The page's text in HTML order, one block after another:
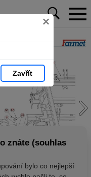
×
Zavřít
znáte (souhlas
bylo co nejlepší